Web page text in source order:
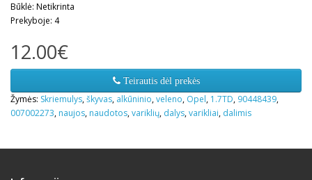
Būklė: Netikrinta
Prekyboje: 4
12.00€
Teirautis dėl prekės
Žymės: Skriemulys,škyvas, alkūninio,veleno, Opel, 1.7TD, 90448439,
007002273, naujos, naudotos,variklių, dalys,varikliai, dalimis